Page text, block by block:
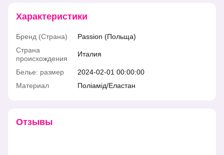
Характеристики
Бренд (Страна)
Passion (Польща)
Страна
происхождения
Италия
Белье: размер
2024-02-01 00:00:00
Материал
Поліамід/Еластан
Отзывы